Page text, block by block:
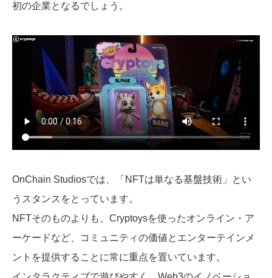
初の企業となるでしょう。
OnChain Studiosでは、「NFTは単なる基盤技術」とい
うスタンスをとっています。
NFTそのものよりも、Cryptoysを使ったオンライン・ア
ーケードなど、コミュニティの価値とエンターテインメ
ントを提供することに常に重点を置いています。